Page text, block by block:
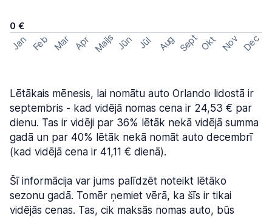
0 €
Jan Feb Mar Apr Maijs Jūn Jūl Aug Sept Okt Nov Dec
Lētākais mēnesis, lai nomātu auto Orlando lidostā ir
septembris - kad vidējā nomas cena ir 24,53 € par
dienu. Tas ir vidēji par 36% lētāk nekā vidējā summa
gadā un par 40% lētāk nekā nomāt auto decembrī
(kad vidējā cena ir 41,11 € dienā).
Šī informācija var jums palīdzēt noteikt lētāko
sezonu gadā. Tomēr ņemiet vērā, ka šīs ir tikai
vidējās cenas. Tas, cik maksās nomas auto, būs